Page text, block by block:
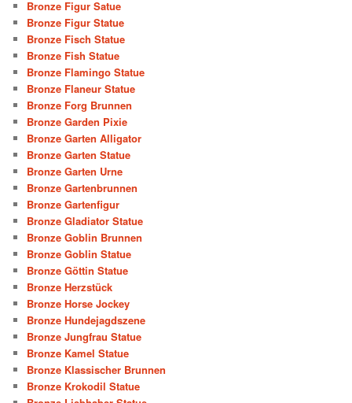
Bronze Figur Satue
Bronze Figur Statue
Bronze Fisch Statue
Bronze Fish Statue
Bronze Flamingo Statue
Bronze Flaneur Statue
Bronze Forg Brunnen
Bronze Garden Pixie
Bronze Garten Alligator
Bronze Garten Statue
Bronze Garten Urne
Bronze Gartenbrunnen
Bronze Gartenfigur
Bronze Gladiator Statue
Bronze Goblin Brunnen
Bronze Goblin Statue
Bronze Göttin Statue
Bronze Herzstück
Bronze Horse Jockey
Bronze Hundejagdszene
Bronze Jungfrau Statue
Bronze Kamel Statue
Bronze Klassischer Brunnen
Bronze Krokodil Statue